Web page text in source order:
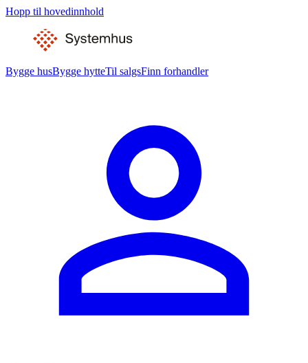
Hopp til hovedinnhold
Bygge husBygge hytteTil salgsFinn forhandler